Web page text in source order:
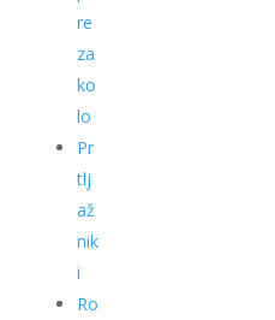
re
za
ko
lo
Pr
tlj
až
nik
i
Ro